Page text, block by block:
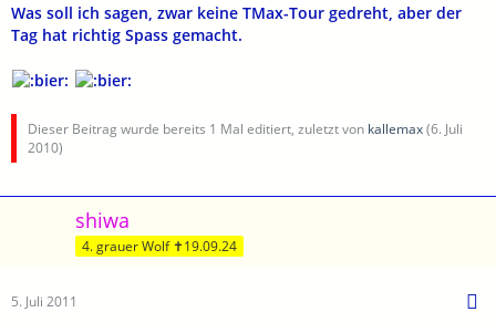
Was soll ich sagen, zwar keine TMax-Tour gedreht, aber der
Tag hat richtig Spass gemacht.
Dieser Beitrag wurde bereits 1 Mal editiert, zuletzt von kallemax(6. Juli
2010)
shiwa
4. grauer Wolf ✝19.09.24
5. Juli 2011